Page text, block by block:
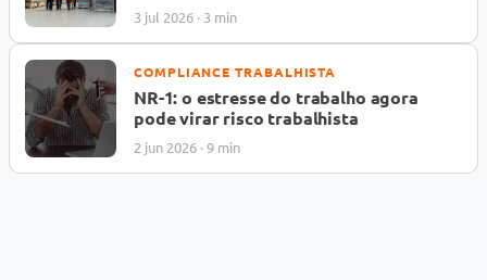
3 jul 2026 · 3 min
COMPLIANCE TRABALHISTA
NR-1: o estresse do trabalho agora
pode virar risco trabalhista
2 jun 2026 · 9 min